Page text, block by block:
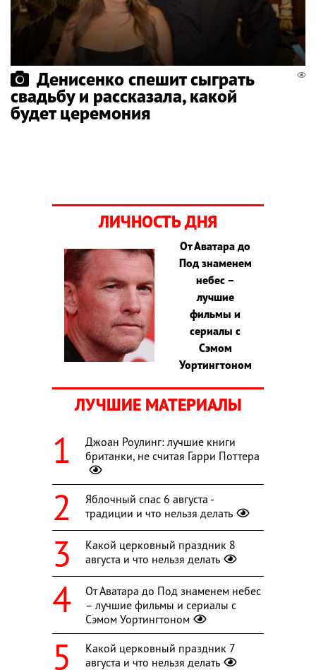
Денисенко спешит сыграть
свадьбу и рассказала, какой
будет церемония
ЛИЧНОСТЬ ДНЯ
От Аватара до
Под знаменем
небес –
лучшие
фильмы и
сериалы с
Сэмом
Уортингтоном
ЛУЧШИЕ МАТЕРИАЛЫ
Джоан Роулинг: лучшие книги
британки, не считая Гарри Поттера
Яблочный спас 6 августа -
традиции и что нельзя делать
Какой церковный праздник 8
августа и что нельзя делать
От Аватара до Под знаменем небес
– лучшие фильмы и сериалы с
Сэмом Уортингтоном
Какой церковный праздник 7
августа и что нельзя делать